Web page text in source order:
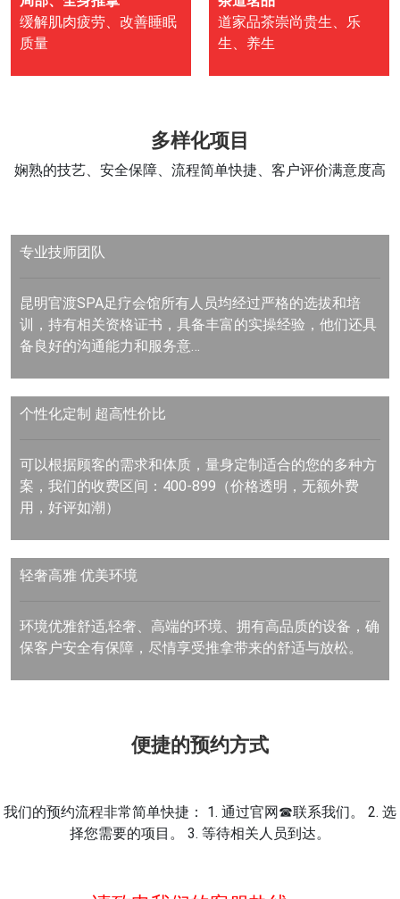
缓解肌肉疲劳、改善睡眠
质量
道家品茶崇尚贵生、乐
生、养生
多样化项目
娴熟的技艺、安全保障、流程简单快捷、客户评价满意度高
专业技师团队
昆明官渡SPA足疗会馆所有人员均经过严格的选拔和培
训，持有相关资格证书，具备丰富的实操经验，他们还具
备良好的沟通能力和服务意…
个性化定制 超高性价比
可以根据顾客的需求和体质，量身定制适合的您的多种方
案，我们的收费区间：400-899（价格透明，无额外费
用，好评如潮）
轻奢高雅优美环境
环境优雅舒适,轻奢、高端的环境、拥有高品质的设备，确
保客户安全有保障，尽情享受推拿带来的舒适与放松。
便捷的预约方式
我们的预约流程非常简单快捷： 1. 通过官网☎联系我们。 2. 选
择您需要的项目。 3. 等待相关人员到达。